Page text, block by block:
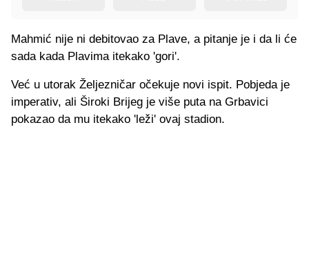
Mahmić nije ni debitovao za Plave, a pitanje je i da li će
sada kada Plavima itekako 'gori'.
Već u utorak Željezničar očekuje novi ispit. Pobjeda je
imperativ, ali Široki Brijeg je više puta na Grbavici
pokazao da mu itekako 'leži' ovaj stadion.